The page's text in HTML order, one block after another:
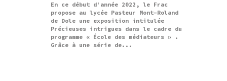
En ce début d'année 2022, le Frac
propose au lycée Pasteur Mont-Roland
de Dole une exposition intitulée
Précieuses intrigues dans le cadre du
programme « École des médiateurs » .
Grâce à une série de...